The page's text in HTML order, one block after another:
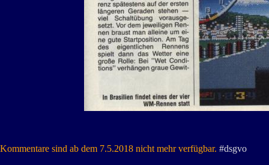
Kommentare sind ab dem 7.5.2018 nicht mehr verfügbar. #dsgvo